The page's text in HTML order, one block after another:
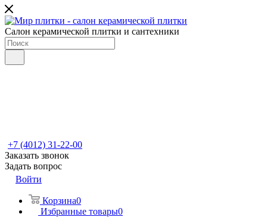
Салон керамической плитки и сантехники
+7 (4012) 31-22-00
Заказать звонок
Задать вопрос
Войти
Корзина0
Избранные товары0